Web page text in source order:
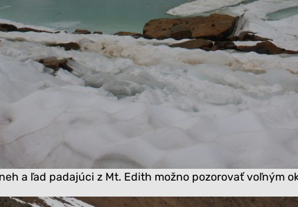
a ľad padajúci z Mt. Edith možno pozorovať voľným